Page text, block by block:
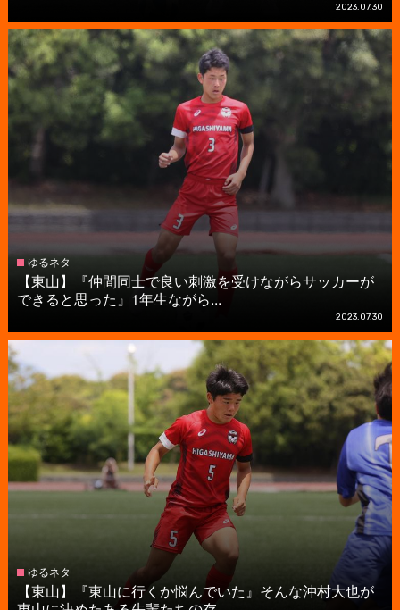
2023.07.30
ゆるネタ
【東山】『仲間同士で良い刺激を受けながらサッカーが
できると思った』1年生ながら...
2023.07.30
ゆるネタ
【東山】『東山に行くか悩んでいた』そんな沖村大也が